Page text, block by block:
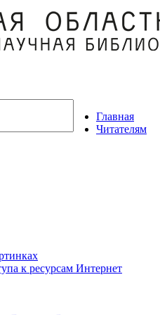
Главная
Читателям
к ресурсам Интернет